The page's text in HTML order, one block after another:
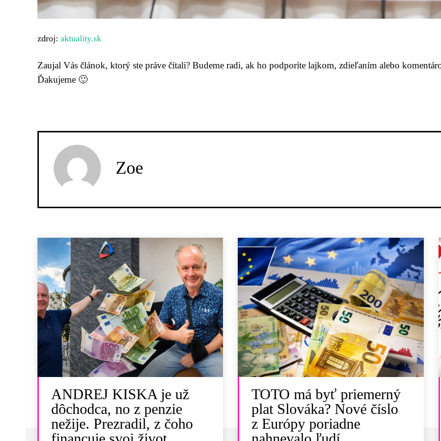
zdroj: aktuality.sk
Zaujal Vás článok, ktorý ste práve čítali? Budeme radi, ak ho podporíte lajkom, zdieľaním alebo
Ďakujeme 🙂
Zoe
ANDREJ KISKA je už
dôchodca, no z penzie
nežije. Prezradil, z čoho
TOTO má byť priemerný
plat Slováka? Nové číslo
z Európy poriadne